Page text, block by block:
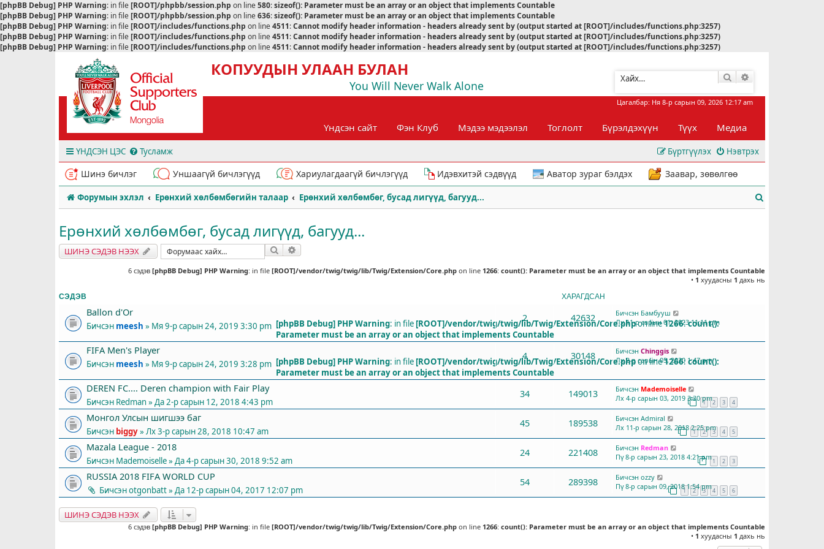
[phpBB Debug] PHP Warning: in file[ROOT]/phpbb/session.php on line580:sizeof(): Parameter must be an array or an object that implements Countable
[phpBB Debug] PHP Warning: in file[ROOT]/phpbb/session.php on line636:sizeof(): Parameter must be an array or an object that implements Countable
[phpBB Debug] PHP Warning: in file[ROOT]/includes/functions.php on line4511:Cannot modify header information - headers already sent by (output started at [ROOT]/includes/functions.php:3257)
[phpBB Debug] PHP Warning: in file[ROOT]/includes/functions.php on line4511:Cannot modify header information - headers already sent by (output started at [ROOT]/includes/functions.php:3257)
[phpBB Debug] PHP Warning: in file[ROOT]/includes/functions.php on line4511:Cannot modify header information - headers already sent by (output started at [ROOT]/includes/functions.php:3257)
КОПУУДЫН УЛААН БУЛАН
You Will Never Walk Alone
Хайлт
Цагалбар: Ня 8-р сарын 09, 2026 12:17 am
Үндсэн сайт Фэн Клуб Мэдээ мэдээлэл Тоглолт Бүрэлдэхүүн Түүх Медиа
ҮНДСЭН ЦЭС Тусламж Нэвтрэх
Бүртгүүлэх
Шинэ бичлэг Уншаагүй бичлэгүүд Хариулагдаагүй бичлэгүүд Идэвхитэй сэдвүүд Аватор зураг бэлдэх Заавар, зөвөлгөө
Форумын эхлэл Ерөнхий хөлбөмбөгийн талаар Ерөнхий хөлбөмбөг, бусад лигүүд, багууд...
Ерөнхий хөлбөмбөг, бусад лигүүд, багууд...
ШИНЭ СЭДЭВ НЭЭХ Хайлт
6 сэдэв [phpBB Debug] PHP Warning: in file [ROOT]/vendor/twig/twig/lib/Twig/Extension/Core.php on line 1266: count(): Parameter must be an array or an object that implements Countable
• 1 хуудасны 1 дахь нь
СЭДЭВ ХАРАГДСАН
Ballon d'Or
Бичсэн meesh » Мя 9-р сарын 24, 2019 3:30 pm [phpBB Debug] PHP Warning: in file [ROOT]/vendor/twig/twig/lib/Twig/Extension/Core.phpon line1266:count():
Parameter must be an array or an object that implements Countable
2 42632 Бичсэн Бамбууш
Лх 11-р сарын 01, 2023 11:11 pm
FIFA Men's Player
Бичсэн meesh » Мя 9-р сарын 24, 2019 3:28 pm [phpBB Debug] PHP Warning: in file [ROOT]/vendor/twig/twig/lib/Twig/Extension/Core.phpon line1266: count():
Parameter must be an array or an object that implements Countable
4 30148 Бичсэн Chinggis
Лх 2-р сарын 05, 2020 1:47 pm
DEREN FC.... Deren champion with Fair Play
Бичсэн Redman » Да 2-р сарын 12, 2018 4:43 pm 1 2 3 4
34 149013 Бичсэн Mademoiselle
Лх 4-р сарын 03, 2019 3:30 pm
Монгол Улсын шигшээ баг
Бичсэн biggy» Лх 3-р сарын 28, 2018 10:47 am 1 2 3 4 5
45 189538 Бичсэн Admiral
Лх 11-р сарын 28, 2018 2:25 pm
Mazala League - 2018
Бичсэн Mademoiselle» Да 4-р сарын 30, 2018 9:52 am 1 2 3
24 221408 Бичсэн Redman
Пү 8-р сарын 23, 2018 4:21 pm
RUSSIA 2018 FIFA WORLD CUP
Бичсэнotgonbatt» Да 12-р сарын 04, 2017 12:07 pm 1 2 3 4 5 6
54 289398 Бичсэн ozzy
Пү 8-р сарын 09, 2018 1:54 pm
ШИНЭ СЭДЭВ НЭЭХ
6 сэдэв [phpBB Debug] PHP Warning: in file [ROOT]/vendor/twig/twig/lib/Twig/Extension/Core.php on line 1266: count(): Parameter must be an array or an object that implements Countable
• 1 хуудасны 1 дахь нь